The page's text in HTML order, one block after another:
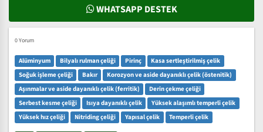
WHATSAPP DESTEK
0 Yorum
Alüminyum Bilyalı rulman çeliği Pirinç
Kasa sertleştirilmiş çelik
Soğuk işleme çeliği
Bakır
Korozyon ve aside dayanıklı çelik (östenitik)
Aşınmalar ve aside dayanıklı çelik (ferritik)
Derin çekme çeliği
Serbest kesme çeliği
Isıya dayanıklı çelik
Yüksek alaşımlı temperli çelik
Yüksek hız çeliği
Nitriding çeliği Yapısal çelik Temperli çelik